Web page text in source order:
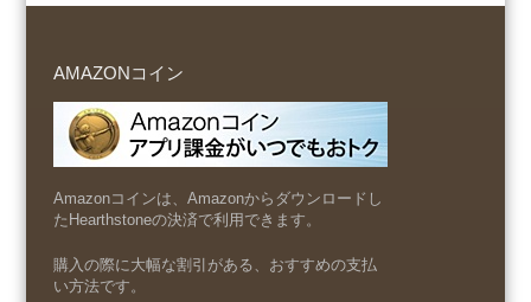
AMAZONコイン
Amazonコインは、Amazonからダウンロードし
たHearthstoneの決済で利用できます。
購入の際に大幅な割引がある、おすすめの支払
い方法です。